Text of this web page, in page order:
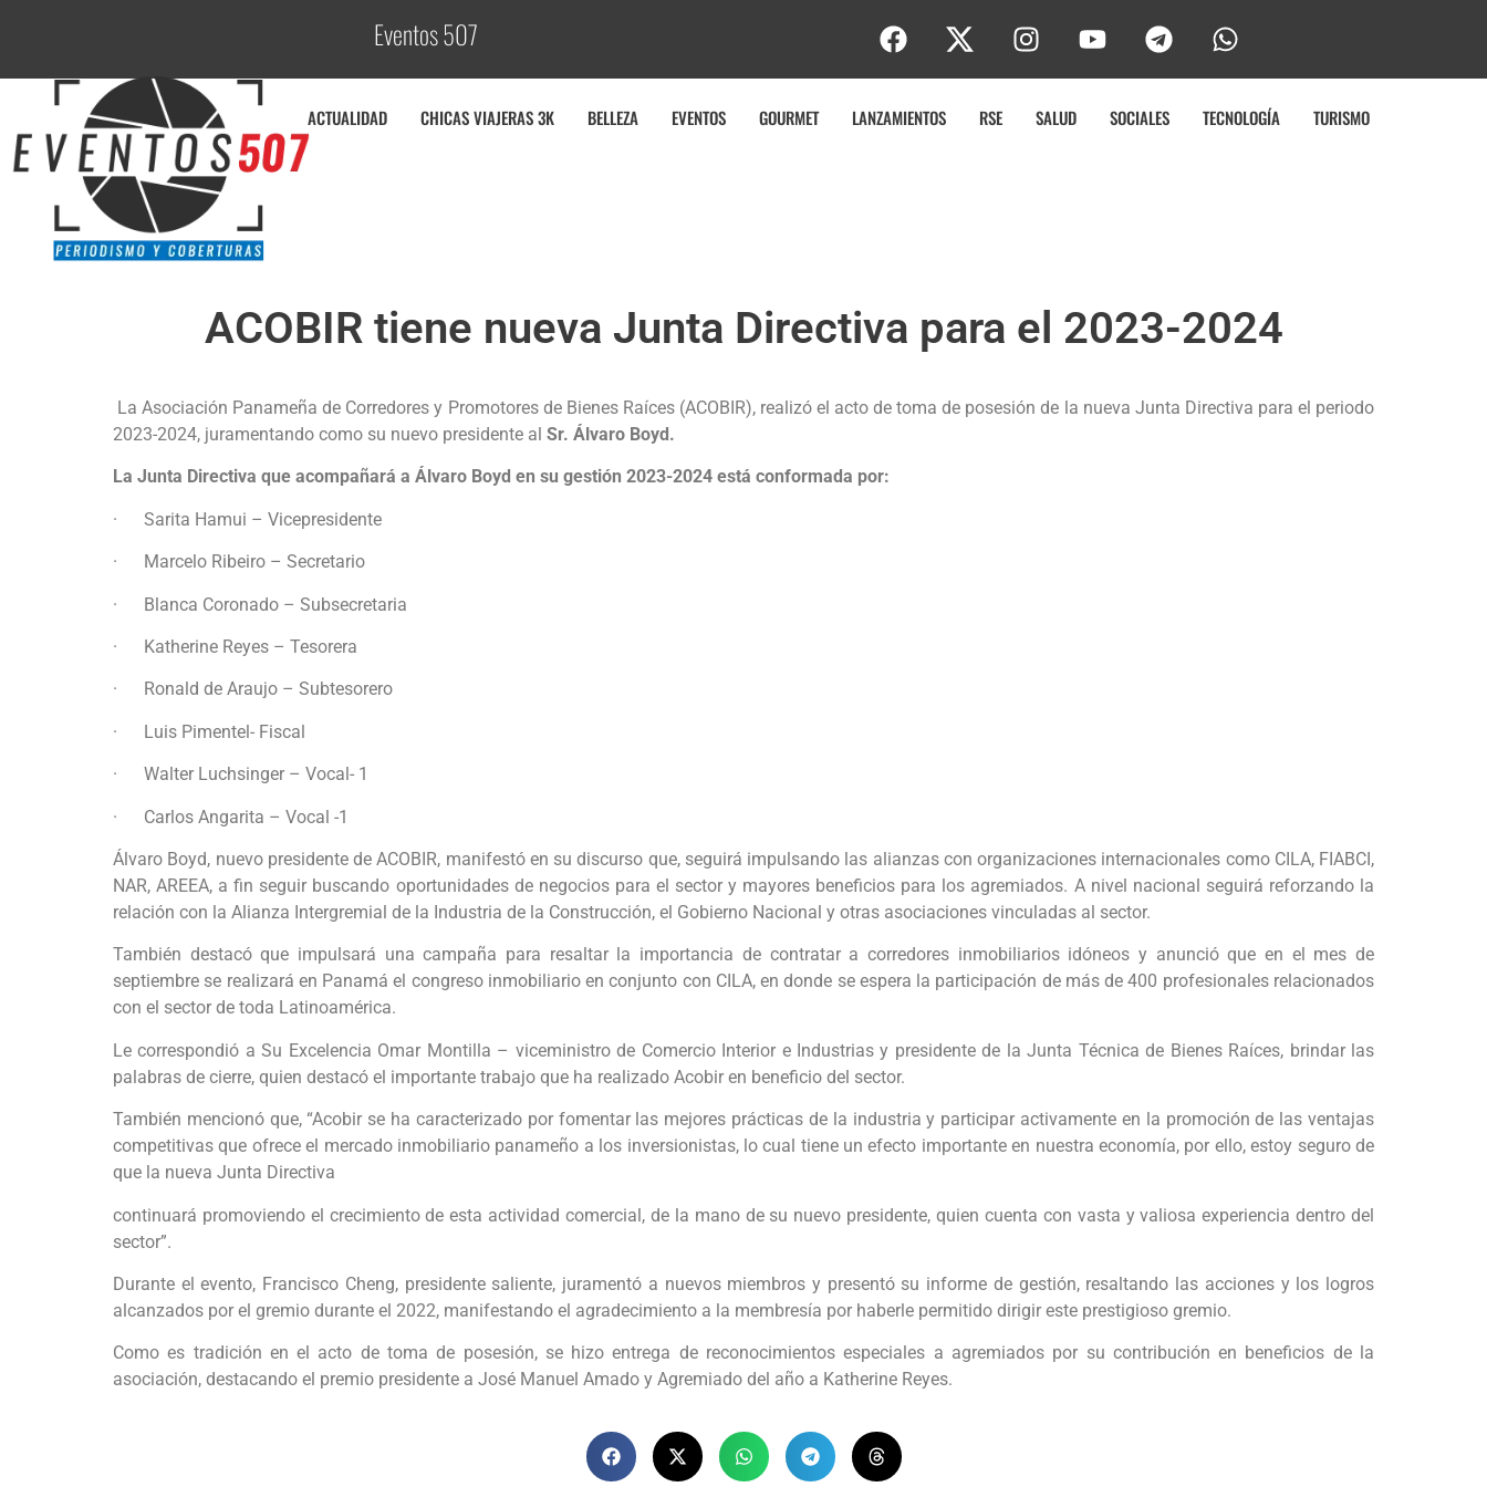
Eventos 507C
ACTUALIDAD CHICAS VIAJERAS 3K BELLEZA EVENTOS GOURMET LANZAMIENTOS RSE SALUD SOCIALES TECNOLOGÍA TURISMO
ACOBIR tiene nueva Junta Directiva para el 2023-2024
La Asociación Panameña de Corredores y Promotores de Bienes Raíces (ACOBIR), realizó el acto de toma de posesión de la nueva Junta Directiva para el periodo
2023-2024, juramentando como su nuevo presidente al Sr. Álvaro Boyd.
La Junta Directiva que acompañará a Álvaro Boyd en su gestión 2023-2024 está conformada por:
· Sarita Hamui – Vicepresidente
· Marcelo Ribeiro – Secretario
· Blanca Coronado – Subsecretaria
· Katherine Reyes – Tesorera
· Ronald de Araujo – Subtesorero
· Luis Pimentel- Fiscal
· Walter Luchsinger – Vocal- 1
· Carlos Angarita – Vocal -1
Álvaro Boyd, nuevo presidente de ACOBIR, manifestó en su discurso que, seguirá impulsando las alianzas con organizaciones internacionales como CILA, FIABCI,
NAR, AREEA, a fin seguir buscando oportunidades de negocios para el sector y mayores beneficios para los agremiados. A nivel nacional seguirá reforzando la
relación con la Alianza Intergremial de la Industria de la Construcción, el Gobierno Nacional y otras asociaciones vinculadas al sector.
También destacó que impulsará una campaña para resaltar la importancia de contratar a corredores inmobiliarios idóneos y anunció que en el mes de
septiembre se realizará en Panamá el congreso inmobiliario en conjunto con CILA, en donde se espera la participación de más de 400 profesionales relacionados
con el sector de toda Latinoamérica.
Le correspondió a Su Excelencia Omar Montilla – viceministro de Comercio Interior e Industrias y presidente de la Junta Técnica de Bienes Raíces, brindar las
palabras de cierre, quien destacó el importante trabajo que ha realizado Acobir en beneficio del sector.
También mencionó que, “Acobir se ha caracterizado por fomentar las mejores prácticas de la industria y participar activamente en la promoción de las ventajas
competitivas que ofrece el mercado inmobiliario panameño a los inversionistas, lo cual tiene un efecto importante en nuestra economía, por ello, estoy seguro de
que la nueva Junta Directiva
continuará promoviendo el crecimiento de esta actividad comercial, de la mano de su nuevo presidente, quien cuenta con vasta y valiosa experiencia dentro del
sector”.
Durante el evento, Francisco Cheng, presidente saliente, juramentó a nuevos miembros y presentó su informe de gestión, resaltando las acciones y los logros
alcanzados por el gremio durante el 2022, manifestando el agradecimiento a la membresía por haberle permitido dirigir este prestigioso gremio.
Como es tradición en el acto de toma de posesión, se hizo entrega de reconocimientos especiales a agremiados por su contribución en beneficios de la
asociación, destacando el premio presidente a José Manuel Amado y Agremiado del año a Katherine Reyes.